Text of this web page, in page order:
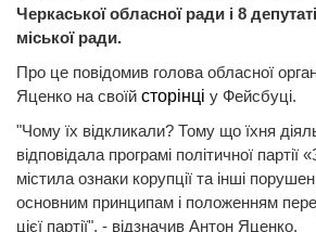
Черкаської обласної ради і 8
міської ради.
Про це повідомив голова обласної
Яценко на своїй сторінці у Фейсбуці.
"Чому їх відкликали? Тому що їхня
відповідала програмі політичної
містила ознаки корупції та інші
основним принципам і положенням
цієї партії", - відзначив Антон Яценко.